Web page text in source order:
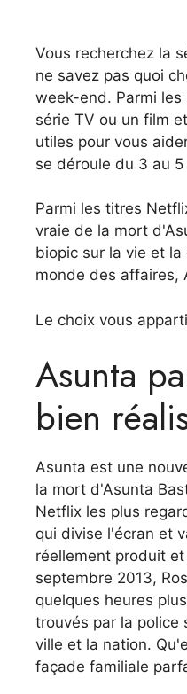
Vous recherchez la
ne savez pas quoi
week-end. Parmi
série TV ou un film
utiles pour vous
se déroule du 3 au
Parmi les titres
vraie de la mort
biopic sur la vie et
monde des affaires,
Le choix vous
Asunta
bien
Asunta est une
la mort d'Asunta
Netflix les plus
qui divise l'écran et
réellement produit et
septembre 2013,
quelques heures
trouvés par la police
ville et la nation.
façade familiale